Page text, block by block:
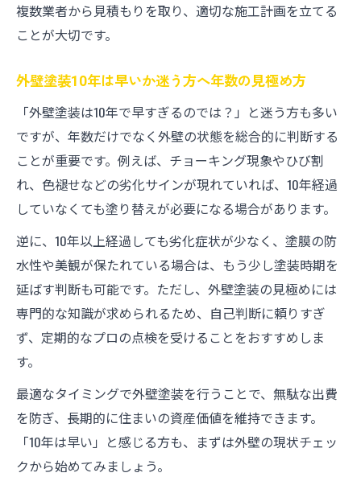
複数業者から見積もりを取り、適切な施工計画を立てる
ことが大切です。
外壁塗装10年は早いか迷う方へ年数の見極め方
「外壁塗装は10年で早すぎるのでは？」と迷う方も多い
ですが、年数だけでなく外壁の状態を総合的に判断する
ことが重要です。例えば、チョーキング現象やひび割
れ、色褪せなどの劣化サインが現れていれば、10年経過
していなくても塗り替えが必要になる場合があります。
逆に、10年以上経過しても劣化症状が少なく、塗膜の防
水性や美観が保たれている場合は、もう少し塗装時期を
延ばす判断も可能です。ただし、外壁塗装の見極めには
専門的な知識が求められるため、自己判断に頼りすぎ
ず、定期的なプロの点検を受けることをおすすめしま
す。
最適なタイミングで外壁塗装を行うことで、無駄な出費
を防ぎ、長期的に住まいの資産価値を維持できます。
「10年は早い」と感じる方も、まずは外壁の現状チェッ
クから始めてみましょう。